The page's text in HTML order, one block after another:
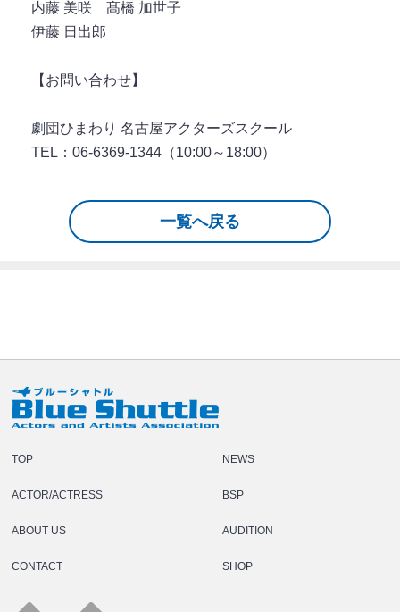
内藤 美咲 髙橋 加世子
伊藤 日出郎
【お問い合わせ】
劇団ひまわり 名古屋アクターズスクール
TEL：06-6369-1344（10:00～18:00）
一覧へ戻る
TOP NEWS
ACTOR/ACTRESS BSP
ABOUT US AUDITION
CONTACT SHOP